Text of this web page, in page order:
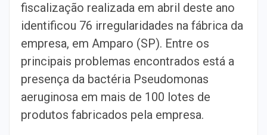
fiscalização realizada em abril deste ano
identificou 76 irregularidades na fábrica da
empresa, em Amparo (SP). Entre os
principais problemas encontrados está a
presença da bactéria Pseudomonas
aeruginosa em mais de 100 lotes de
produtos fabricados pela empresa.